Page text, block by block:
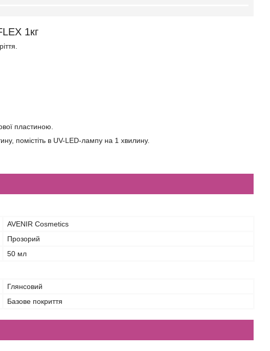
1кг
пластиною.
помістіть в UV-LED-лампу на 1 хвилину.
AVENIR Cosmetics
Прозорий
50 мл
Глянсовий
Базове покриття